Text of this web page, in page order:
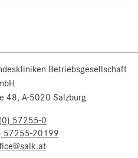
Betriebsgesellschaft
48, A-5020 Salzburg
57255-0
57255-20199